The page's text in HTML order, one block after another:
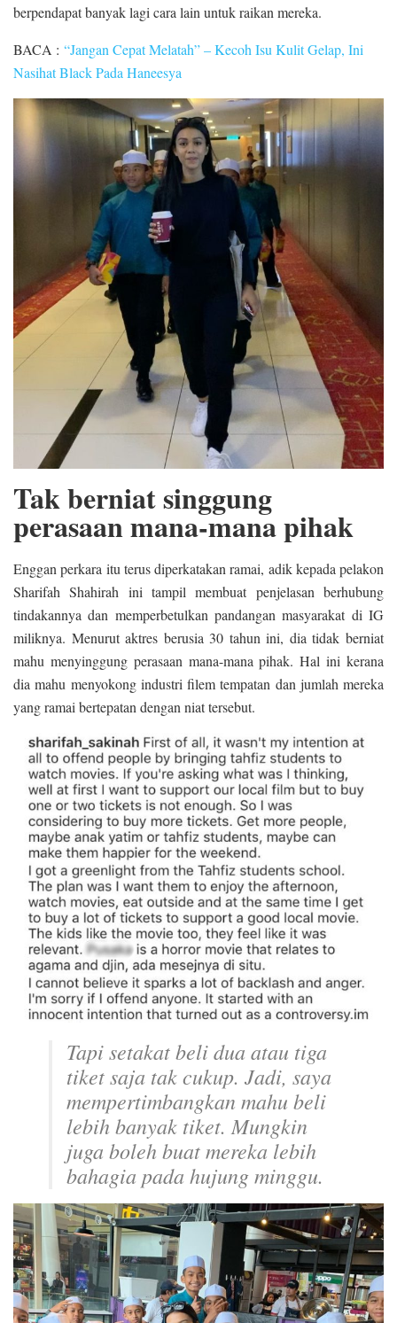
berpendapat banyak lagi cara lain untuk raikan mereka.
BACA : “Jangan Cepat Melatah” – Kecoh Isu Kulit Gelap, Ini
Nasihat Black Pada Haneesya
Tak berniat singgung
perasaan mana-mana pihak
Enggan perkara itu terus diperkatakan ramai, adik kepada pelakon
Sharifah Shahirah ini tampil membuat penjelasan berhubung
tindakannya dan memperbetulkan pandangan masyarakat di IG
miliknya. Menurut aktres berusia 30 tahun ini, dia tidak berniat
mahu menyinggung perasaan mana-mana pihak. Hal ini kerana
dia mahu menyokong industri filem tempatan dan jumlah mereka
yang ramai bertepatan dengan niat tersebut.
Tapi setakat beli dua atau tiga
tiket saja tak cukup. Jadi, saya
mempertimbangkan mahu beli
lebih banyak tiket. Mungkin
juga boleh buat mereka lebih
bahagia pada hujung minggu.